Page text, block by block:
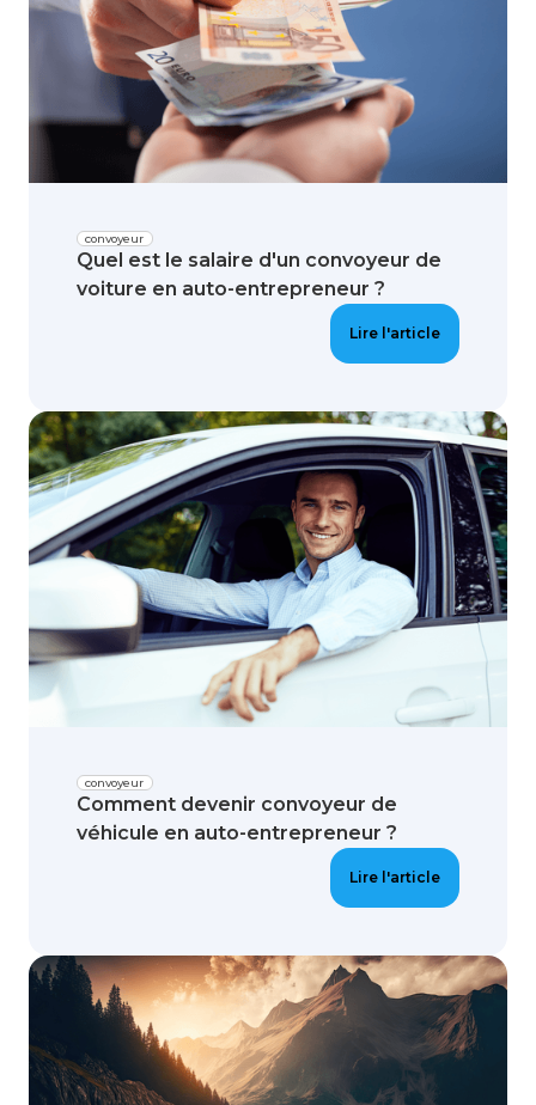
convoyeur
Quel est le salaire d'un convoyeur de
voiture en auto-entrepreneur ?
Lire l'article
convoyeur
Comment devenir convoyeur de
véhicule en auto-entrepreneur ?
Lire l'article